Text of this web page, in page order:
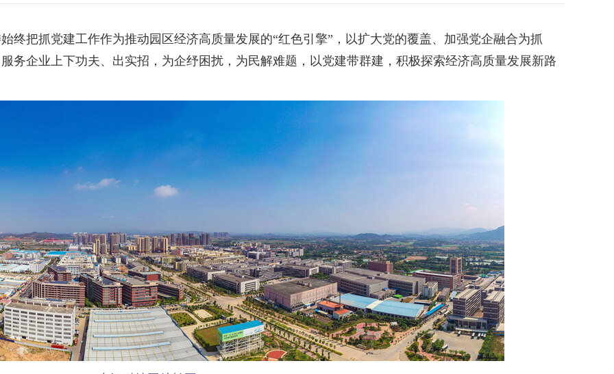
抓党建工作作为推动园区经济高质量发展的“红色引擎”，以扩大党的覆盖、加强党企融合为抓
务企业上下功夫、出实招，为企纾困扰，为民解难题，以党建带群建，积极探索经济高质量发展新路